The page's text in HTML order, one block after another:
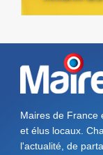
Maires de France
et élus locaux.
l'actualité, de